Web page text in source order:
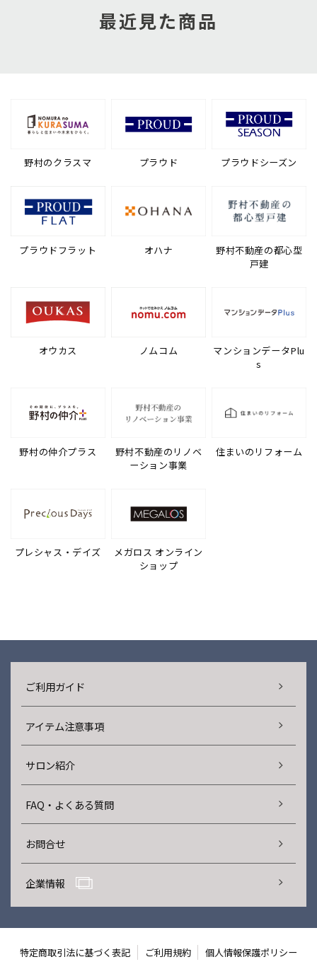
最近見た商品
野村のクラスマ プラウド プラウドシーズン
プラウドフラット オハナ
野村不動産の都心型
戸建
オウカス ノムコム
マンションデータPlu
s
野村の仲介プラス
野村不動産のリノベ
ーション事業
住まいのリフォーム
プレシャス・デイズ
メガロス オンライン
ショップ
ご利用ガイド
アイテム注意事項
サロン紹介
FAQ・よくある質問
お問合せ
企業情報
特定商取引法に基づく表記 ご利用規約 個人情報保護ポリシー